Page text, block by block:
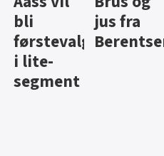
jus fra
Berentsen
iste fra
Hansa